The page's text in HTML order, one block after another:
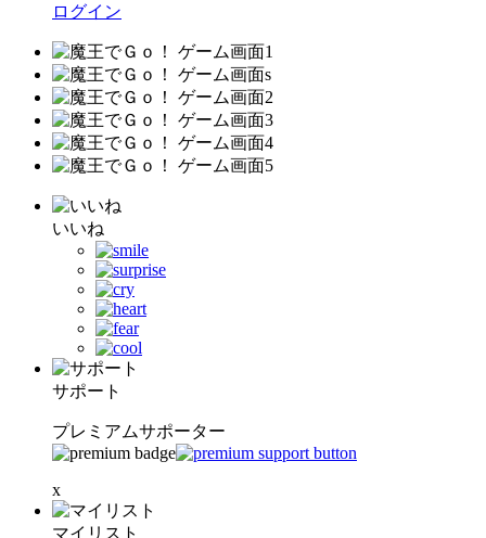
ログイン
いいね
サポート
プレミアムサポーター
x
マイリスト